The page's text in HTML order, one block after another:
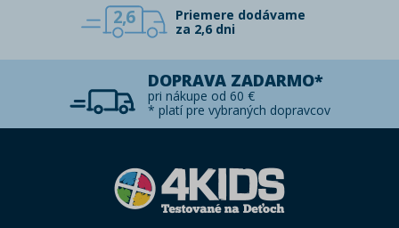
2,6
Priemere dodávame
za 2,6 dni
DOPRAVA ZADARMO*
pri nákupe od 60 €
* platí pre vybraných dopravcov